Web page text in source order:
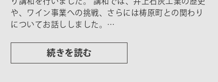
や、ワイン事業への挑戦、さらには梼原町との関わり
についてお話ししました。…
続きを読む